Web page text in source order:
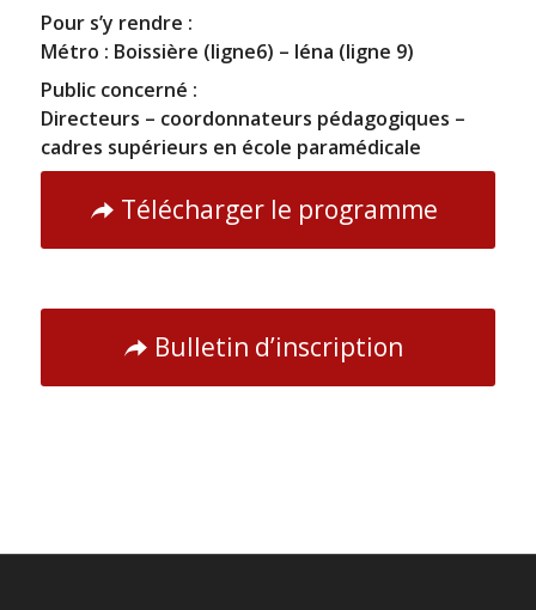
Pour s’y rendre :
Métro : Boissière (ligne6) – Iéna (ligne 9)
Public concerné :
Directeurs – coordonnateurs pédagogiques –
cadres supérieurs en école paramédicale
Télécharger le programme
Bulletin d’inscription